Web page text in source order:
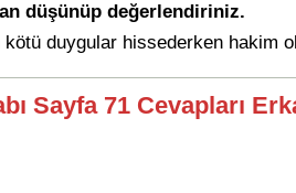
düşünüp değerlendiriniz.
duygular hissederken hakim
Sayfa 71 Cevapları